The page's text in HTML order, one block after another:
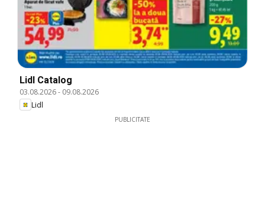
Lidl Catalog
03.08.2026- 09.08.2026
Lidl
PUBLICITATE